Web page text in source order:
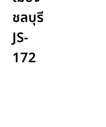
ชลบุรี
JS-
172